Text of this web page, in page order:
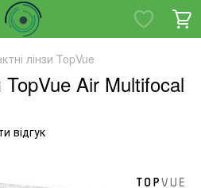
лінзи TopVue
TopVue Air Multifocal
відгук